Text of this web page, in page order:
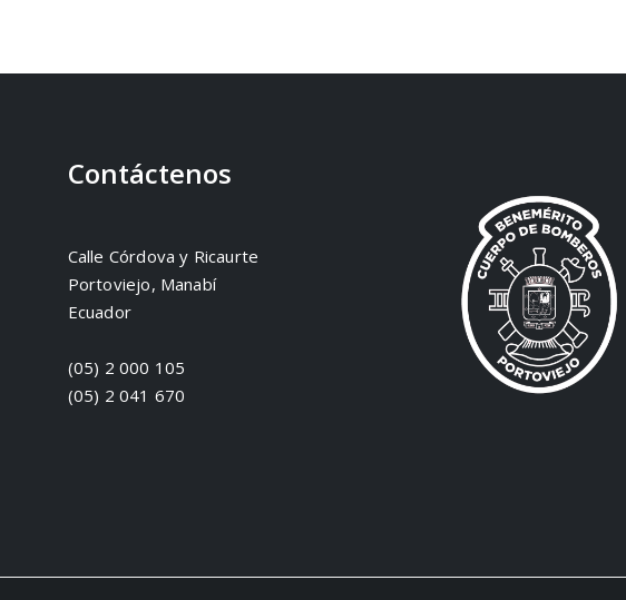
Contáctenos
Calle Córdova y Ricaurte
Portoviejo, Manabí
Ecuador
(05) 2 000 105
(05) 2 041 670